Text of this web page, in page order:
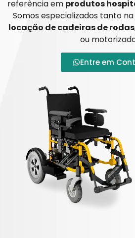
referência em produtos
Somos especializados tanto na
locação de cadeiras de rodas
ou
Entre em